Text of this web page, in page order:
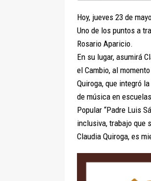
Hoy, jueves 23 de
Uno de los puntos a
Rosario Aparicio.
En su lugar, asumirá
el Cambio, al
Quiroga, que integró
de música en
Popular “Padre Luis
inclusiva, trabajo que
Claudia Quiroga, es